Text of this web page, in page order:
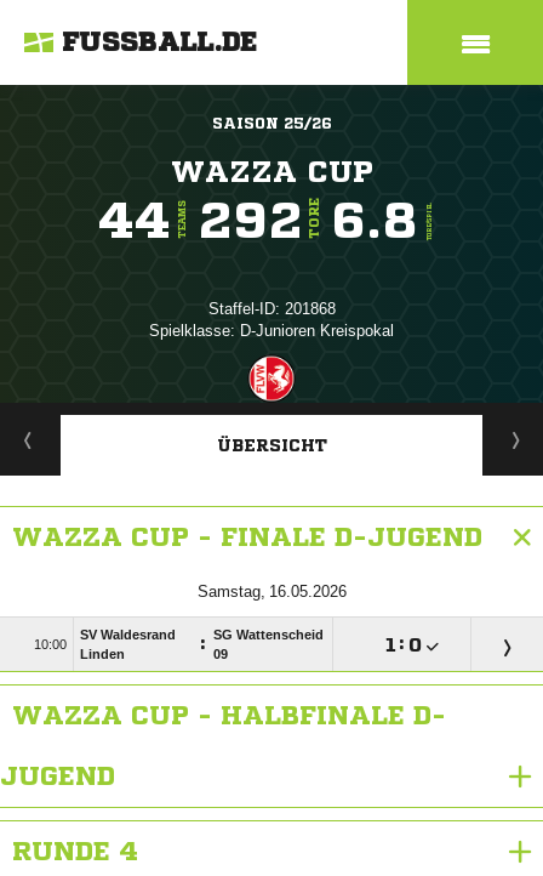
FUSSBALL.DE
SAISON 25/26
WAZZA CUP
44 TEAMS 292 TORE 6.8 TORE/SPIEL
Staffel-ID: 201868
Spielklasse: D-Junioren Kreispokal
ANZEIGE
ÜBERSICHT
WAZZA CUP - FINALE D-JUGEND
 

SV Waldesrand
Linden
: SG Wattenscheid
09
 : 
WAZZA CUP - HALBFINALE D-
JUGEND
RUNDE 4